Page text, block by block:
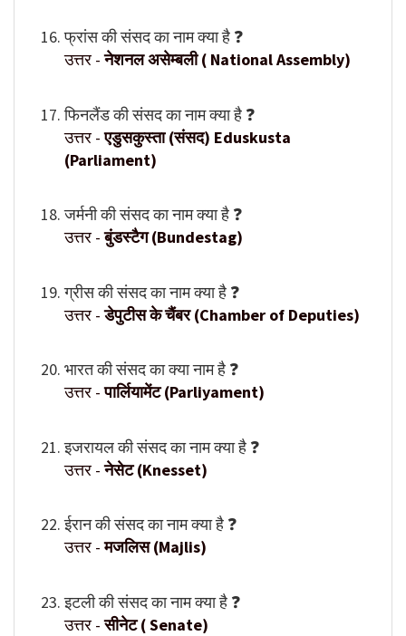
फ्रांस की संसद का नाम क्या है ❓
उत्तर -नेशनल असेम्बली ( National Assembly)
फिनलैंड की संसद का नाम क्या है ❓
उत्तर -एडुसकुस्ता (संसद) Eduskusta
(Parliament)
जर्मनी की संसद का नाम क्या है ❓
उत्तर -बुंडस्टैग (Bundestag)
ग्रीस की संसद का नाम क्या है ❓
उत्तर -डेपुटीस के चैंबर (Chamber of Deputies)
भारत की संसद का क्या नाम है ❓
उत्तर -पार्लियामेंट (Parliyament)
इजरायल की संसद का नाम क्या है ❓
उत्तर -नेसेट (Knesset)
ईरान की संसद का नाम क्या है ❓
उत्तर -मजलिस (Majlis)
इटली की संसद का नाम क्या है ❓
उत्तर -सीनेट ( Senate)